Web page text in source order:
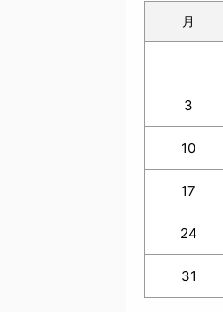
月
3
10
17
24
31